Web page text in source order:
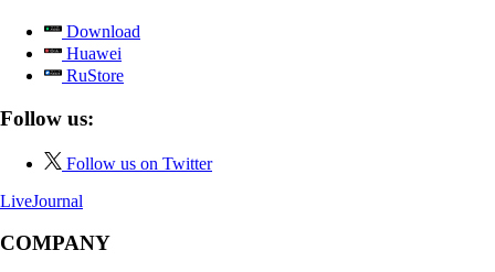
Download
Huawei
RuStore
Follow us:
Follow us on Twitter
LiveJournal
COMPANY